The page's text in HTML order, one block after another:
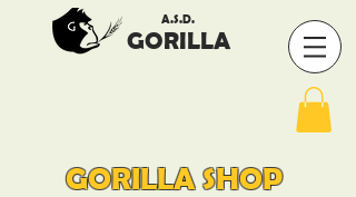
A.S.D.
GORILLA
GORILLA SHOP